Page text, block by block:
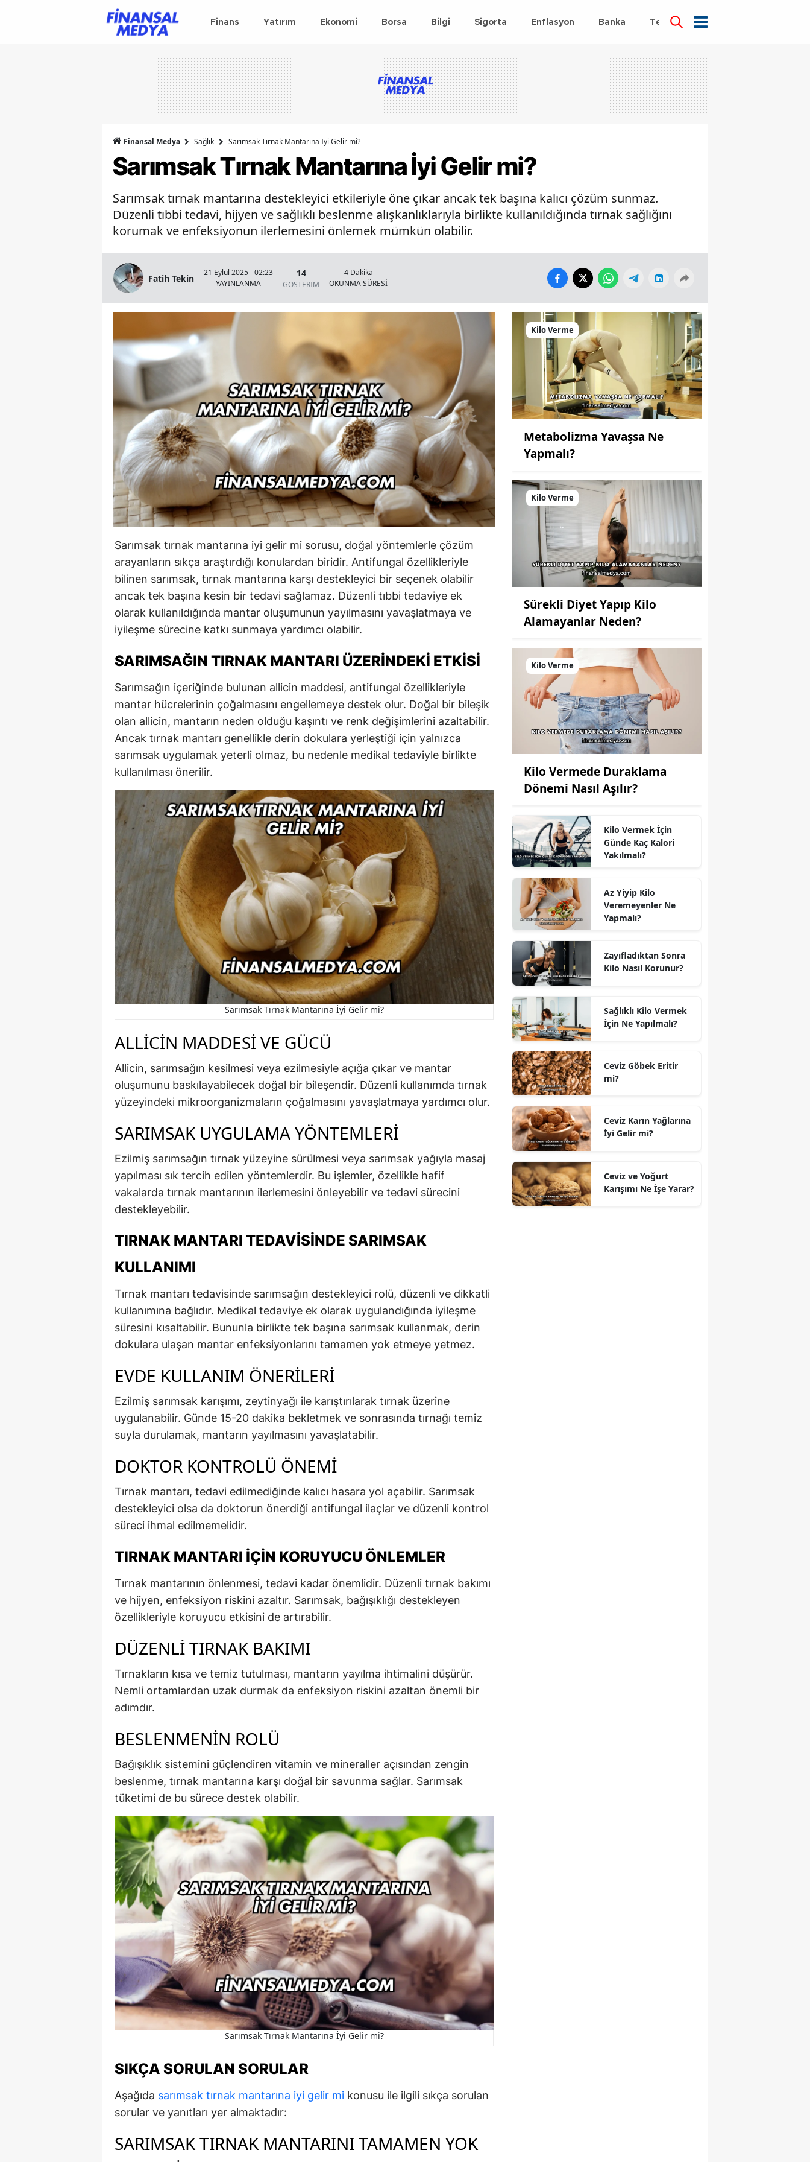
Finans Yatırım Ekonomi Borsa Bilgi Sigorta Enflasyon Banka Teknoloji
Finansal Medya Sağlık Sarımsak Tırnak Mantarına İyi Gelir mi?
Sarımsak Tırnak Mantarına İyi Gelir mi?
Sarımsak tırnak mantarına destekleyici etkileriyle öne çıkar ancak tek başına kalıcı çözüm sunmaz.
Düzenli tıbbi tedavi, hijyen ve sağlıklı beslenme alışkanlıklarıyla birlikte kullanıldığında tırnak sağlığını
korumak ve enfeksiyonun ilerlemesini önlemek mümkün olabilir.
Fatih Tekin
21 Eylül 2025 - 02:23
YAYINLANMA
14
GÖSTERİM
4 Dakika
OKUNMA SÜRESİ
Sarımsak tırnak mantarına iyi gelir mi sorusu, doğal yöntemlerle çözüm
arayanların sıkça araştırdığı konulardan biridir. Antifungal özellikleriyle
bilinen sarımsak, tırnak mantarına karşı destekleyici bir seçenek olabilir
ancak tek başına kesin bir tedavi sağlamaz. Düzenli tıbbi tedaviye ek
olarak kullanıldığında mantar oluşumunun yayılmasını yavaşlatmaya ve
iyileşme sürecine katkı sunmaya yardımcı olabilir.
SARIMSAĞIN TIRNAK MANTARI ÜZERINDEKI ETKISI
Sarımsağın içeriğinde bulunan allicin maddesi, antifungal özellikleriyle
mantar hücrelerinin çoğalmasını engellemeye destek olur. Doğal bir bileşik
olan allicin, mantarın neden olduğu kaşıntı ve renk değişimlerini azaltabilir.
Ancak tırnak mantarı genellikle derin dokulara yerleştiği için yalnızca
sarımsak uygulamak yeterli olmaz, bu nedenle medikal tedaviyle birlikte
kullanılması önerilir.
Sarımsak Tırnak Mantarına İyi Gelir mi?
ALLICIN MADDESI VE GÜCÜ
Allicin, sarımsağın kesilmesi veya ezilmesiyle açığa çıkar ve mantar
oluşumunu baskılayabilecek doğal bir bileşendir. Düzenli kullanımda tırnak
yüzeyindeki mikroorganizmaların çoğalmasını yavaşlatmaya yardımcı olur.
SARIMSAK UYGULAMA YÖNTEMLERI
Ezilmiş sarımsağın tırnak yüzeyine sürülmesi veya sarımsak yağıyla masaj
yapılması sık tercih edilen yöntemlerdir. Bu işlemler, özellikle hafif
vakalarda tırnak mantarının ilerlemesini önleyebilir ve tedavi sürecini
destekleyebilir.
TIRNAK MANTARI TEDAVISINDE SARIMSAK
KULLANIMI
Tırnak mantarı tedavisinde sarımsağın destekleyici rolü, düzenli ve dikkatli
kullanımına bağlıdır. Medikal tedaviye ek olarak uygulandığında iyileşme
süresini kısaltabilir. Bununla birlikte tek başına sarımsak kullanmak, derin
dokulara ulaşan mantar enfeksiyonlarını tamamen yok etmeye yetmez.
EVDE KULLANIM ÖNERILERI
Ezilmiş sarımsak karışımı, zeytinyağı ile karıştırılarak tırnak üzerine
uygulanabilir. Günde 15-20 dakika bekletmek ve sonrasında tırnağı temiz
suyla durulamak, mantarın yayılmasını yavaşlatabilir.
DOKTOR KONTROLÜ ÖNEMI
Tırnak mantarı, tedavi edilmediğinde kalıcı hasara yol açabilir. Sarımsak
destekleyici olsa da doktorun önerdiği antifungal ilaçlar ve düzenli kontrol
süreci ihmal edilmemelidir.
TIRNAK MANTARI İÇIN KORUYUCU ÖNLEMLER
Tırnak mantarının önlenmesi, tedavi kadar önemlidir. Düzenli tırnak bakımı
ve hijyen, enfeksiyon riskini azaltır. Sarımsak, bağışıklığı destekleyen
özellikleriyle koruyucu etkisini de artırabilir.
DÜZENLI TIRNAK BAKIMI
Tırnakların kısa ve temiz tutulması, mantarın yayılma ihtimalini düşürür.
Nemli ortamlardan uzak durmak da enfeksiyon riskini azaltan önemli bir
adımdır.
BESLENMENIN ROLÜ
Bağışıklık sistemini güçlendiren vitamin ve mineraller açısından zengin
beslenme, tırnak mantarına karşı doğal bir savunma sağlar. Sarımsak
tüketimi de bu sürece destek olabilir.
Sarımsak Tırnak Mantarına İyi Gelir mi?
SIKÇA SORULAN SORULAR
Aşağıda sarımsak tırnak mantarına iyi gelir mi konusu ile ilgili sıkça sorulan
sorular ve yanıtları yer almaktadır:
SARIMSAK TIRNAK MANTARINI TAMAMEN YOK
Kilo Verme
Metabolizma Yavaşsa Ne
Yapmalı?
Kilo Verme
Sürekli Diyet Yapıp Kilo
Alamayanlar Neden?
Kilo Verme
Kilo Vermede Duraklama
Dönemi Nasıl Aşılır?
Kilo Vermek İçin
Günde Kaç Kalori
Yakılmalı?
Az Yiyip Kilo
Veremeyenler Ne
Yapmalı?
Zayıfladıktan Sonra
Kilo Nasıl Korunur?
Sağlıklı Kilo Vermek
İçin Ne Yapılmalı?
Ceviz Göbek Eritir
mi?
Ceviz Karın Yağlarına
İyi Gelir mi?
Ceviz ve Yoğurt
Karışımı Ne İşe Yarar?